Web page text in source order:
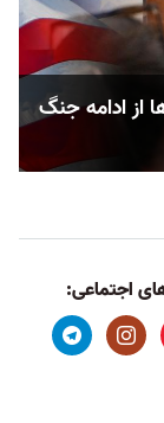
از ادامه جنگ
اجتماعی: